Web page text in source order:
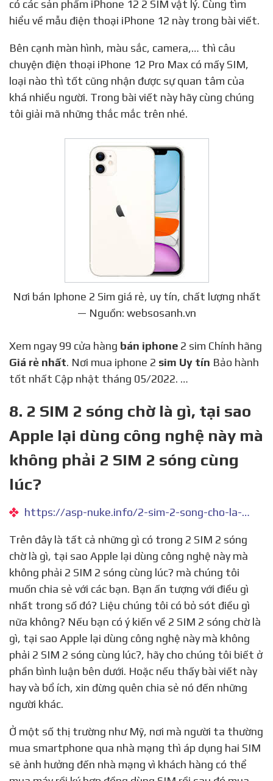
có các sản phẩm iPhone 12 2 SIM vật lý. Cùng tìm
hiểu về mẫu điện thoại iPhone 12 này trong bài viết.
Bên cạnh màn hình, màu sắc, camera,… thì câu
chuyện điện thoại iPhone 12 Pro Max có mấy SIM,
loại nào thì tốt cũng nhận được sự quan tâm của
khá nhiều người. Trong bài viết này hãy cùng chúng
tôi giải mã những thắc mắc trên nhé.
Nơi bán Iphone 2 Sim giá rẻ, uy tín, chất lượng nhất
— Nguồn: websosanh.vn
Xem ngay 99 cửa hàng bán iphone 2 sim Chính hãng
Giá rẻ nhất. Nơi mua iphone 2 sim Uy tín Bảo hành
tốt nhất Cập nhật tháng 05/2022. …
8. 2 SIM 2 sóng chờ là gì, tại sao
Apple lại dùng công nghệ này mà
không phải 2 SIM 2 sóng cùng
lúc?
https://asp-nuke.info/2-sim-2-song-cho-la-gi-tai-sao-apple-lai-dung-cong-nghe-nay-ma-khong-phai-2-sim-2-song-cung-luc.html
Trên đây là tất cả những gì có trong 2 SIM 2 sóng
chờ là gì, tại sao Apple lại dùng công nghệ này mà
không phải 2 SIM 2 sóng cùng lúc? mà chúng tôi
muốn chia sẻ với các bạn. Bạn ấn tượng với điều gì
nhất trong số đó? Liệu chúng tôi có bỏ sót điều gì
nữa không? Nếu bạn có ý kiến về 2 SIM 2 sóng chờ là
gì, tại sao Apple lại dùng công nghệ này mà không
phải 2 SIM 2 sóng cùng lúc?, hãy cho chúng tôi biết ở
phần bình luận bên dưới. Hoặc nếu thấy bài viết này
hay và bổ ích, xin đừng quên chia sẻ nó đến những
người khác.
Ở một số thị trường như Mỹ, nơi mà người ta thường
mua smartphone qua nhà mạng thì áp dụng hai SIM
sẽ ảnh hưởng đến nhà mạng vì khách hàng có thể